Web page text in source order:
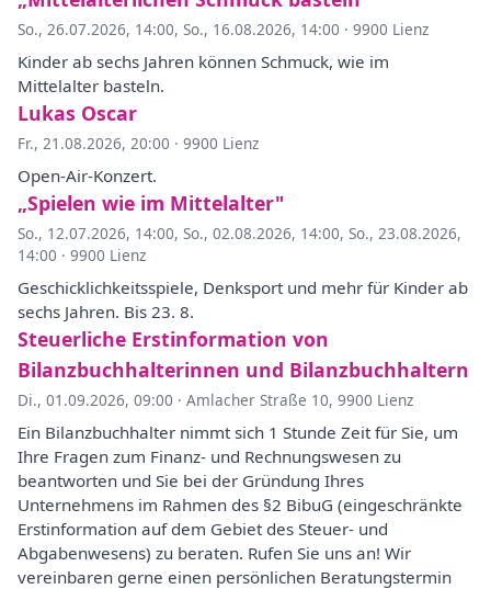
So., 26.07.2026, 14:00, So., 16.08.2026, 14:00 · 9900 Lienz
Kinder ab sechs Jahren können Schmuck, wie im
Mittelalter basteln.
Lukas Oscar
Fr., 21.08.2026, 20:00 · 9900 Lienz
Open-Air-Konzert.
„Spielen wie im Mittelalter"
So., 12.07.2026, 14:00, So., 02.08.2026, 14:00, So., 23.08.2026,
14:00 · 9900 Lienz
Geschicklichkeitsspiele, Denksport und mehr für Kinder ab
sechs Jahren. Bis 23. 8.
Steuerliche Erstinformation von
Bilanzbuchhalterinnen und Bilanzbuchhaltern
Di., 01.09.2026, 09:00 · Amlacher Straße 10, 9900 Lienz
Ein Bilanzbuchhalter nimmt sich 1 Stunde Zeit für Sie, um
Ihre Fragen zum Finanz- und Rechnungswesen zu
beantworten und Sie bei der Gründung Ihres
Unternehmens im Rahmen des §2 BibuG (eingeschränkte
Erstinformation auf dem Gebiet des Steuer- und
Abgabenwesens) zu beraten. Rufen Sie uns an! Wir
vereinbaren gerne einen persönlichen Beratungstermin